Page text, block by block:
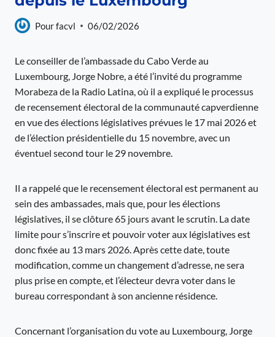
Pourfacvl 06/02/2026
Le conseiller de l’ambassade du Cabo Verde au
Luxembourg, Jorge Nobre, a été l’invité du programme
Morabeza de la Radio Latina, où il a expliqué le processus
de recensement électoral de la communauté capverdienne
en vue des élections législatives prévues le 17 mai 2026 et
de l’élection présidentielle du 15 novembre, avec un
éventuel second tour le 29 novembre.
Il a rappelé que le recensement électoral est permanent au
sein des ambassades, mais que, pour les élections
législatives, il se clôture 65 jours avant le scrutin. La date
limite pour s’inscrire et pouvoir voter aux législatives est
donc fixée au 13 mars 2026. Après cette date, toute
modification, comme un changement d’adresse, ne sera
plus prise en compte, et l’électeur devra voter dans le
bureau correspondant à son ancienne résidence.
Concernant l’organisation du vote au Luxembourg, Jorge